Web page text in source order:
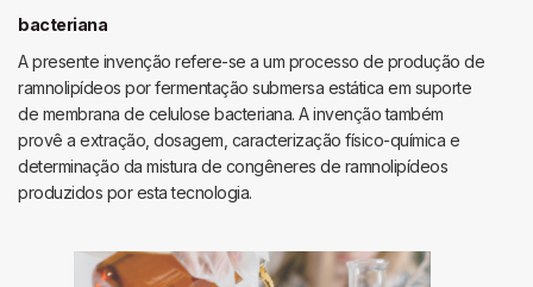
bacteriana
A presente invenção refere-se a um processo de produção de
ramnolipídeos por fermentação submersa estática em suporte
de membrana de celulose bacteriana. A invenção também
provê a extração, dosagem, caracterização físico-química e
determinação da mistura de congêneres de ramnolipídeos
produzidos por esta tecnologia.